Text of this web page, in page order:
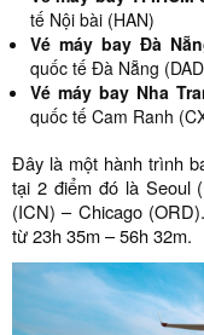
tế Nội bài (HAN)
Vé máy bay Đà
quốc tế Đà Nẵng
Vé máy bay Nha
quốc tế Cam Ranh
Đây là một hành trình
tại 2 điểm đó là Seoul
(ICN) – Chicago
từ 23h 35m – 56h 32m.